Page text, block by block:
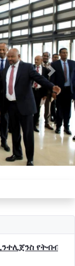
Next
የትብብር